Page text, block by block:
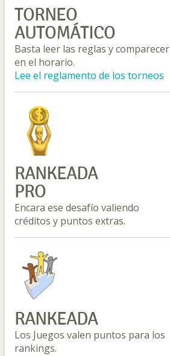
TORNEO
AUTOMÁTICO
Basta leer las reglas y comparecer
en el horario.
Lee el reglamento de los torneos
RANKEADA
PRO
Encara ese desafío valiendo
créditos y puntos extras.
RANKEADA
Los Juegos valen puntos para los
rankings.